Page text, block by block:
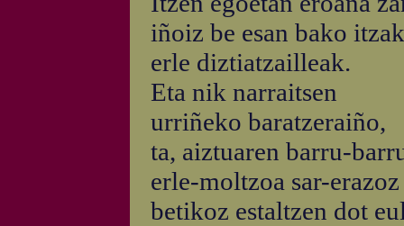
iñoiz be esan bako
erle diztiatzailleak.
Eta nik narraitsen
urriñeko baratzeraiño,
ta, aiztuaren barru-
erle-moltzoa sar-erazoz
betikoz estaltzen dot